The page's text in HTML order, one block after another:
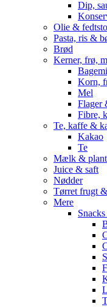
Dip,
Olie &
Pasta, ris &
Brød
Kerner, frø,
Korn,
Mel
Flager
Fibre,
Te, kaffe &
Kakao
Te
Mælk &
Juice & saft
Nødder
Tørret frugt
Mere